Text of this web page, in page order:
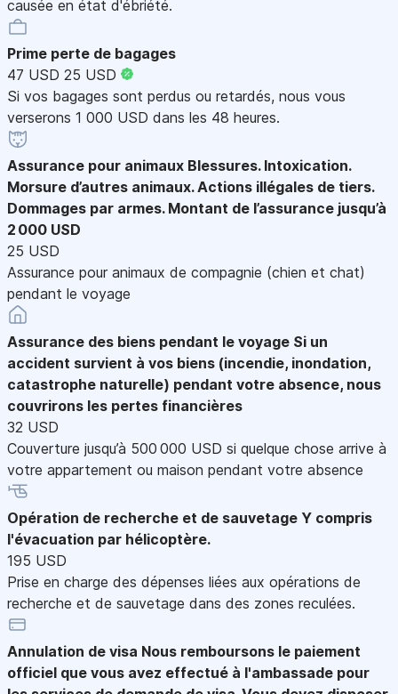
causée en état d'ébriété.
Prime perte de bagages
47 USD 25 USD
Si vos bagages sont perdus ou retardés, nous vous
verserons 1 000 USD dans les 48 heures.
Assurance pour animaux Blessures. Intoxication.
Morsure d’autres animaux. Actions illégales de tiers.
Dommages par armes. Montant de l’assurance jusqu’à
2 000 USD
25 USD
Assurance pour animaux de compagnie (chien et chat)
pendant le voyage
Assurance des biens pendant le voyage Si un
accident survient à vos biens (incendie, inondation,
catastrophe naturelle) pendant votre absence, nous
couvrirons les pertes financières
32 USD
Couverture jusqu’à 500 000 USD si quelque chose arrive à
votre appartement ou maison pendant votre absence
Opération de recherche et de sauvetage Y compris
l'évacuation par hélicoptère.
195 USD
Prise en charge des dépenses liées aux opérations de
recherche et de sauvetage dans des zones reculées.
Annulation de visa Nous remboursons le paiement
officiel que vous avez effectué à l'ambassade pour